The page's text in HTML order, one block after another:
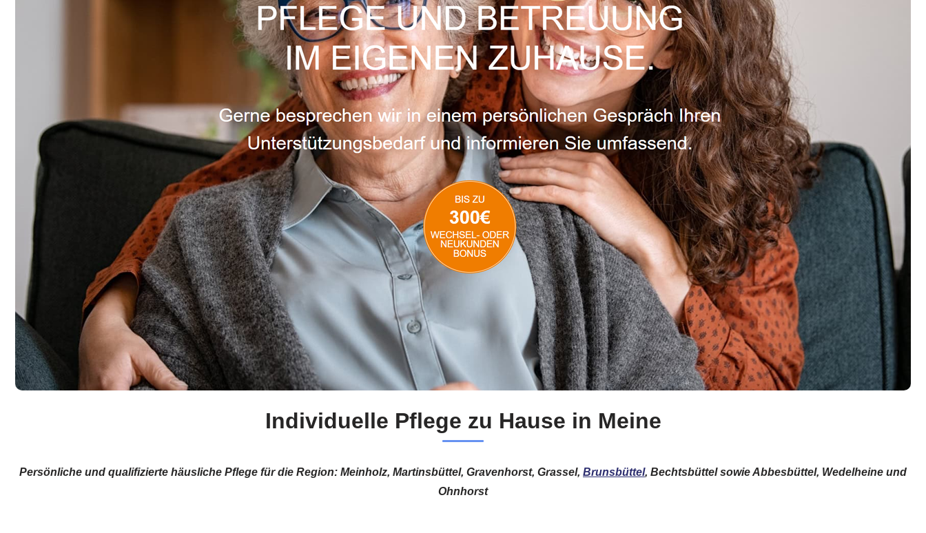
Individuelle Pflege zu Hause in Meine
Persönliche und qualifizierte häusliche Pflege für die Region: Meinholz, Martinsbüttel, Gravenhorst, Grassel, Brunsbüttel, Bechtsbüttel sowie Abbesbüttel, Wedelheine und
Ohnhorst